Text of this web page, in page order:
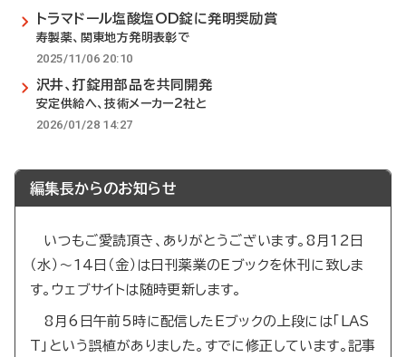
トラマドール塩酸塩OD錠に発明奨励賞
寿製薬、関東地方発明表彰で
2025/11/06 20:10
沢井、打錠用部品を共同開発
安定供給へ、技術メーカー2社と
2026/01/28 14:27
編集長からのお知らせ
いつもご愛読頂き、ありがとうございます。8月12日
（水）～14日（金）は日刊薬業のEブックを休刊に致しま
す。ウェブサイトは随時更新します。
8月6日午前5時に配信したEブックの上段には「LAS
T」という誤植がありました。すでに修正しています。記事